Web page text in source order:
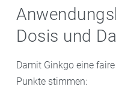
Dosis und
Damit Ginkgo eine
Punkte stimmen: